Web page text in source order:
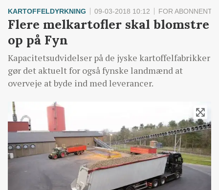
KARTOFFELDYRKNING 09-03-2018 10:12 FOR
Flere melkartofler skal blomstre
op på Fyn
Kapacitetsudvidelser på de jyske kartoffelfabrikker
gør det aktuelt for også fynske landmænd at
overveje at byde ind med leverancer.